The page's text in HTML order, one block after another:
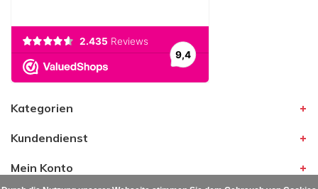
Kategorien
Kundendienst
Mein Konto